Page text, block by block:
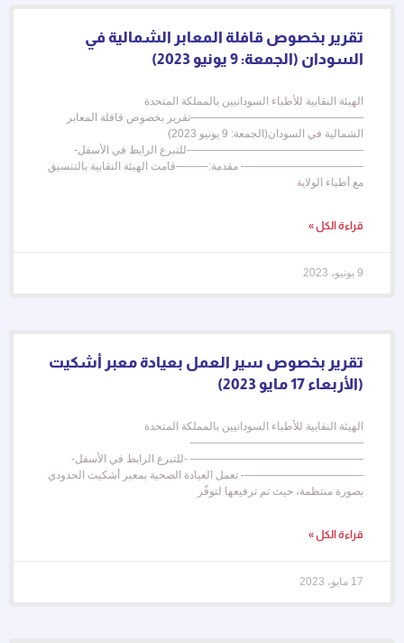
تقرير بخصوص قافلة المعابر الشمالية في
السودان (الجمعة: 9 يونيو 2023)
الهيئة النقابية للأطباء السودانيين بالمملكة المتحدة
————————————————تقرير بخصوص قافلة المعابر
الشمالية في السودان(الجمعة: 9 يونيو 2023)
————————————————-للتبرع الرابط في الأسفل-
———————————- مقدمة:———قامت الهيئة النقابية بالتنسيق
مع أطباء الولاية
قراءة الكل »
9 يونيو، 2023
تقرير بخصوص سير العمل بعيادة معبر أشكيت
(الأربعاء 17 مايو 2023)
الهيئة النقابية للأطباء السودانيين بالمملكة المتحدة
————————————————
———————————————— -للتبرع الرابط في الأسفل-
———————————- تعمل العيادة الصحية بمعبر أشكيت الحدودي
بصورة منتظمة، حيث تم ترفيعها لتوفّر
قراءة الكل »
17 مايو، 2023